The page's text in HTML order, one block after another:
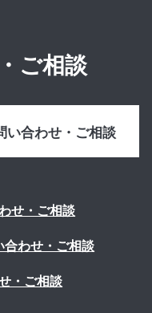
ご相談
い合わせ・ご相談
せ・ご相談
わせ・ご相談
・ご相談